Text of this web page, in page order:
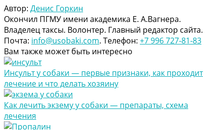
Автор: Денис Горкин
Окончил ПГМУ имени академика Е. А.Вагнера.
Владелец таксы. Волонтер. Главный редактор сайта.
Почта: info@usobaki.com. Телефон: +7 996 727-81-83
Вам также может быть интересно
Инсульт у собаки — первые признаки, как проходит
лечение и что делать хозяину
Как лечить экзему у собаки — препараты, схема
лечения